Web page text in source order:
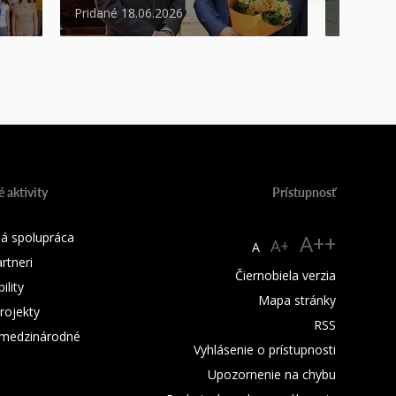
Pridané 18.06.2026
aktivity
spolupráca
Prístupnosť
A A+ A++
Čiernobiela verzia
Mapa stránky
RSS
Vyhlásenie o prístupnosti
Upozornenie na chybu